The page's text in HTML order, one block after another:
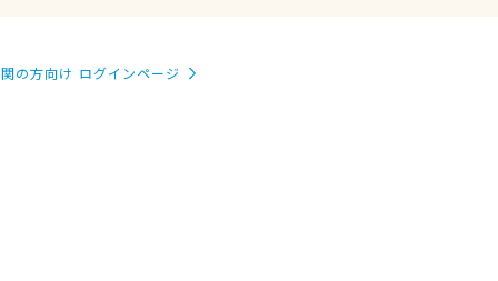
の方向け ログインページ